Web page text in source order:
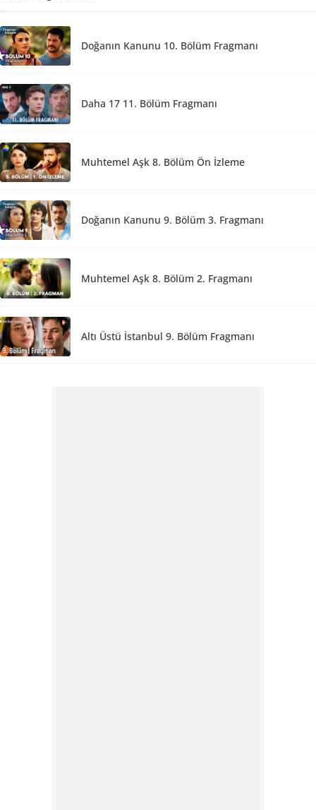
Doğanın Kanunu 10. Bölüm Fragmanı
Daha 17 11. Bölüm Fragmanı
Muhtemel Aşk 8. Bölüm Ön İzleme
Doğanın Kanunu 9. Bölüm 3. Fragmanı
Muhtemel Aşk 8. Bölüm 2. Fragmanı
Altı Üstü İstanbul 9. Bölüm Fragmanı